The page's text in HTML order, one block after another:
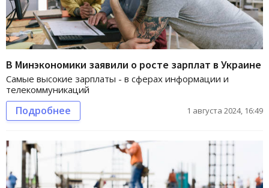
В Минэкономики заявили о росте зарплат в Украине
Самые высокие зарплаты - в сферах информации и
телекоммуникаций
Подробнее 1 августа 2024, 16:49